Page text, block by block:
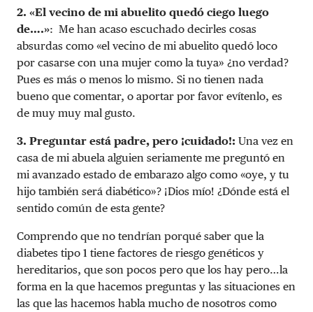
2. «El vecino de mi abuelito quedó ciego luego
de….»: Me han acaso escuchado decirles cosas
absurdas como «el vecino de mi abuelito quedó loco
por casarse con una mujer como la tuya» ¿no verdad?
Pues es más o menos lo mismo. Si no tienen nada
bueno que comentar, o aportar por favor evítenlo, es
de muy muy mal gusto.
3. Preguntar está padre, pero ¡cuidado!: Una vez en
casa de mi abuela alguien seriamente me preguntó en
mi avanzado estado de embarazo algo como «oye, y tu
hijo también será diabético»? ¡Dios mío! ¿Dónde está el
sentido común de esta gente?
Comprendo que no tendrían porqué saber que la
diabetes tipo 1 tiene factores de riesgo genéticos y
hereditarios, que son pocos pero que los hay pero…la
forma en la que hacemos preguntas y las situaciones en
las que las hacemos habla mucho de nosotros como